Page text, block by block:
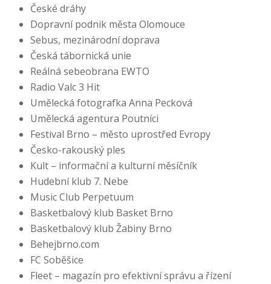
České dráhy
Dopravní podnik města Olomouce
Sebus, mezinárodní doprava
Česká tábornická unie
Reálná sebeobrana EWTO
Radio Valc 3 Hit
Umělecká fotografka Anna Pecková
Umělecká agentura Poutníci
Festival Brno – město uprostřed Evropy
Česko-rakouský ples
Kult – informační a kulturní měsíčník
Hudební klub 7. Nebe
Music Club Perpetuum
Basketbalový klub Basket Brno
Basketbalový klub Žabiny Brno
Behejbrno.com
FC Soběšice
Fleet – magazín pro efektivní správu a řízení